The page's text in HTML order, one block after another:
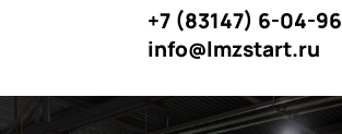
+7 (83147) 6-04-96
info@lmzstart.ru